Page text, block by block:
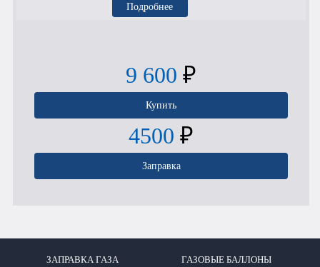
Подробнее
9 600 ₽
Купить
4500 ₽
Заправка
ЗАПРАВКА ГАЗА ГАЗОВЫЕ БАЛЛОНЫ